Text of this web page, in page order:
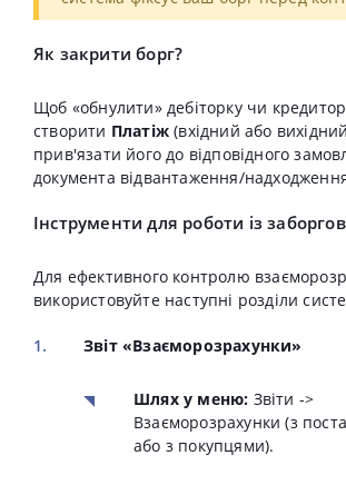
Як закрити борг?
Щоб «обнулити» дебіторку чи
створити Платіж (вхідний або
прив'язати його до відповідного
документа відвантаження/
Інструменти для роботи із
Для ефективного контролю
використовуйте наступні розділи
Звіт «Взаєморозрахунки»
Шлях у меню: Звіти ->
Взаєморозрахунки (з
або з покупцями).